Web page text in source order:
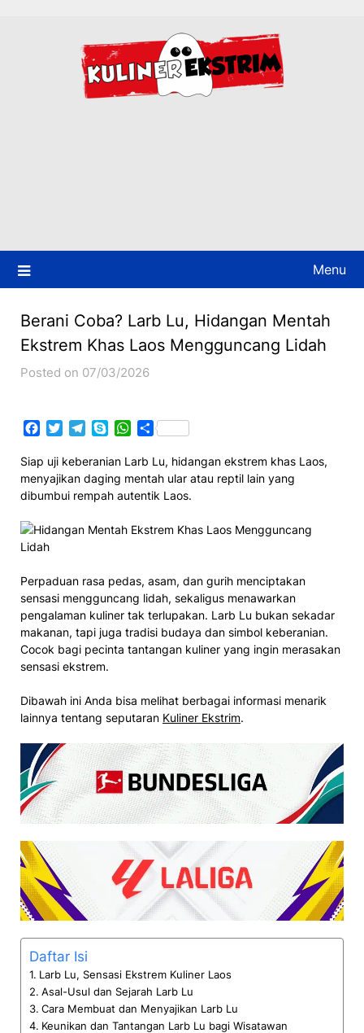
Menu
Berani Coba? Larb Lu, Hidangan Mentah
Ekstrem Khas Laos Mengguncang Lidah
Posted on 07/03/2026
Facebook
TwitterTelegram
SkypeWhatsApp
Share
Siap uji keberanian Larb Lu, hidangan ekstrem khas Laos,
menyajikan daging mentah ular atau reptil lain yang
dibumbui rempah autentik Laos.
Perpaduan rasa pedas, asam, dan gurih menciptakan
sensasi mengguncang lidah, sekaligus menawarkan
pengalaman kuliner tak terlupakan. Larb Lu bukan sekadar
makanan, tapi juga tradisi budaya dan simbol keberanian.
Cocok bagi pecinta tantangan kuliner yang ingin merasakan
sensasi ekstrem.
Dibawah ini Anda bisa melihat berbagai informasi menarik
lainnya tentang seputaran Kuliner Ekstrim.
Daftar Isi
Larb Lu, Sensasi Ekstrem Kuliner Laos
Asal-Usul dan Sejarah Larb Lu
Cara Membuat dan Menyajikan Larb Lu
Keunikan dan Tantangan Larb Lu bagi Wisatawan